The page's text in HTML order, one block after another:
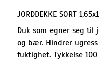
JORDDEKKE SORT
Duk som egner seg
og bær. Hindrer
fuktighet. Tykkelse